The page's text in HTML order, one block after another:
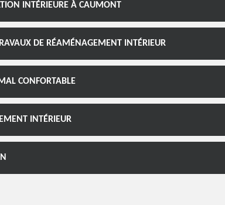
INTÉRIEURE À CAUMONT
DE RÉAMÉNAGEMENT INTÉRIEUR
CONFORTABLE
INTÉRIEUR